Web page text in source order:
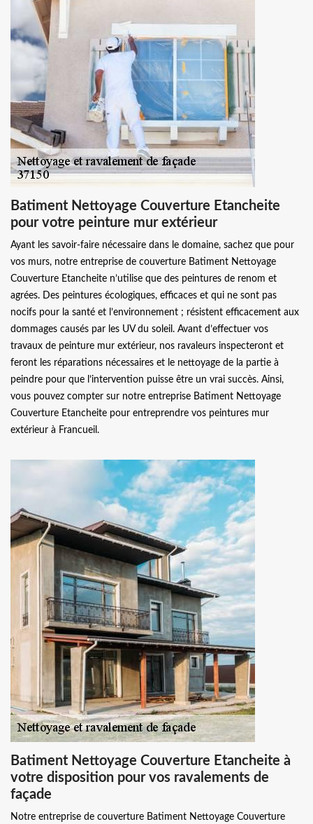
Batiment Nettoyage Couverture Etancheite
pour votre peinture mur extérieur
Ayant les savoir-faire nécessaire dans le domaine, sachez que pour
vos murs, notre entreprise de couverture Batiment Nettoyage
Couverture Etancheite n’utilise que des peintures de renom et
agrées. Des peintures écologiques, efficaces et qui ne sont pas
nocifs pour la santé et l’environnement ; résistent efficacement aux
dommages causés par les UV du soleil. Avant d’effectuer vos
travaux de peinture mur extérieur, nos ravaleurs inspecteront et
feront les réparations nécessaires et le nettoyage de la partie à
peindre pour que l’intervention puisse être un vrai succès. Ainsi,
vous pouvez compter sur notre entreprise Batiment Nettoyage
Couverture Etancheite pour entreprendre vos peintures mur
extérieur à Francueil.
Batiment Nettoyage Couverture Etancheite à
votre disposition pour vos ravalements de
façade
Notre entreprise de couverture Batiment Nettoyage Couverture